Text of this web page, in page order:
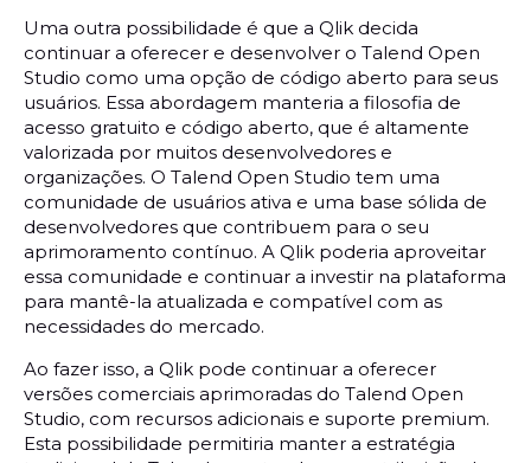
Uma outra possibilidade é que a Qlik decida
continuar a oferecer e desenvolver o Talend Open
Studio como uma opção de código aberto para seus
usuários. Essa abordagem manteria a filosofia de
acesso gratuito e código aberto, que é altamente
valorizada por muitos desenvolvedores e
organizações. O Talend Open Studio tem uma
comunidade de usuários ativa e uma base sólida de
desenvolvedores que contribuem para o seu
aprimoramento contínuo. A Qlik poderia aproveitar
essa comunidade e continuar a investir na plataforma
para mantê-la atualizada e compatível com as
necessidades do mercado.
Ao fazer isso, a Qlik pode continuar a oferecer
versões comerciais aprimoradas do Talend Open
Studio, com recursos adicionais e suporte premium.
Esta possibilidade permitiria manter a estratégia